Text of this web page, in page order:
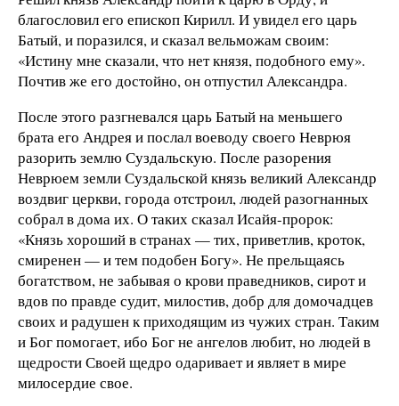
благословил его епископ Кирилл. И увидел его царь
Батый, и поразился, и сказал вельможам своим:
«Истину мне сказали, что нет князя, подобного ему».
Почтив же его достойно, он отпустил Александра.
После этого разгневался царь Батый на меньшего
брата его Андрея и послал воеводу своего Неврюя
разорить землю Суздальскую. После разорения
Неврюем земли Суздальской князь великий Александр
воздвиг церкви, города отстроил, людей разогнанных
собрал в дома их. О таких сказал Исайя-пророк:
«Князь хороший в странах — тих, приветлив, кроток,
смиренен — и тем подобен Богу». Не прельщаясь
богатством, не забывая о крови праведников, сирот и
вдов по правде судит, милостив, добр для домочадцев
своих и радушен к приходящим из чужих стран. Таким
и Бог помогает, ибо Бог не ангелов любит, но людей в
щедрости Своей щедро одаривает и являет в мире
милосердие свое.